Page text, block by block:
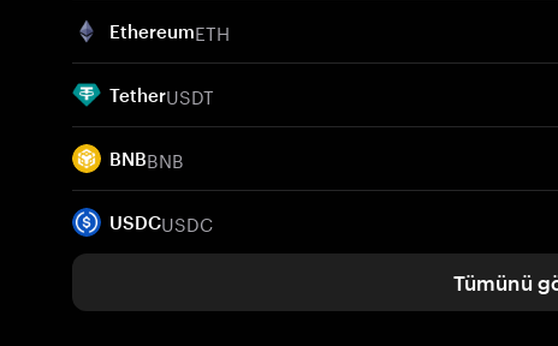
EthereumETH
TetherUSDT
BNBBNB
USDCUSDC
Tümünü